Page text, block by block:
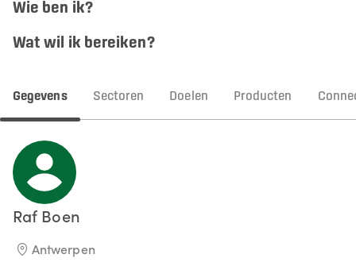
Wie ben ik?
Wat wil ik bereiken?
Gegevens Sectoren Doelen Producten
Raf Boen
Antwerpen